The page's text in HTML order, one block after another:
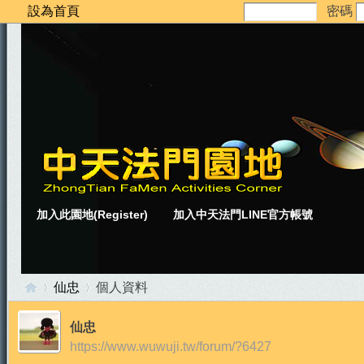
設為首頁 密碼
加入此園地(Register) 加入中天法門LINE官方帳號
中›
仙忠 個人資料
仙忠
https://www.wuwuji.tw/forum/?6427